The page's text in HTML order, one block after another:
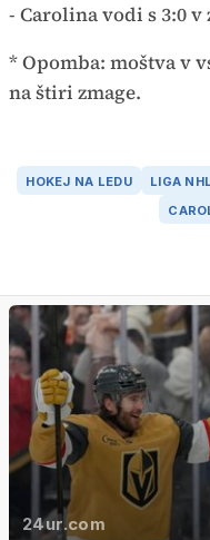
- Carolina vodi s 3:0 v
* Opomba: moštva v
na štiri zmage.
HOKEJ NA LEDU LIGA NHL
24ur.com